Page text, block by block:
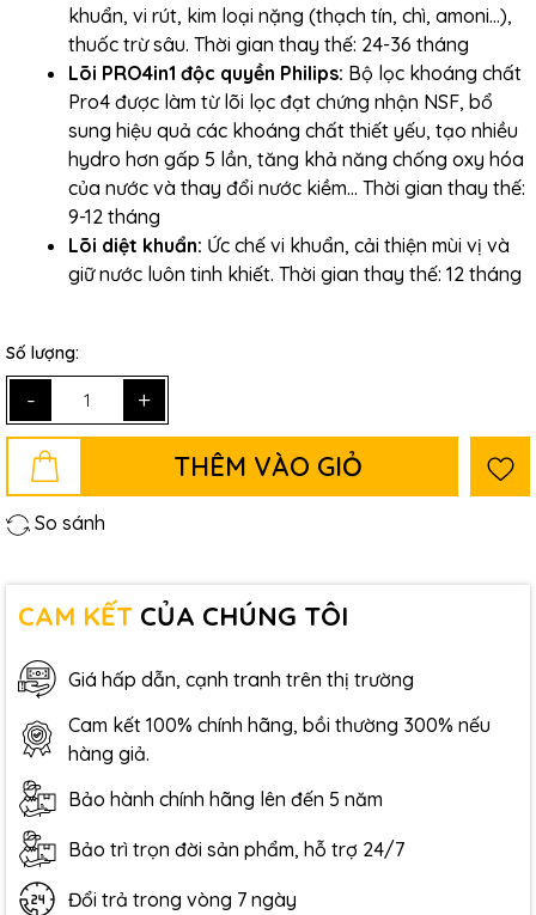
khuẩn, vi rút, kim loại nặng (thạch tín, chì, amoni…),
thuốc trừ sâu. Thời gian thay thế: 24-36 tháng
Lõi PRO4in1 độc quyền Philips: Bộ lọc khoáng chất
Pro4 được làm từ lõi lọc đạt chứng nhận NSF, bổ
sung hiệu quả các khoáng chất thiết yếu, tạo nhiều
hydro hơn gấp 5 lần, tăng khả năng chống oxy hóa
của nước và thay đổi nước kiềm... Thời gian thay thế:
9-12 tháng
Lõi diệt khuẩn: Ức chế vi khuẩn, cải thiện mùi vị và
giữ nước luôn tinh khiết. Thời gian thay thế: 12 tháng
Số lượng:
- +
THÊM VÀO GIỎ
So sánh
CAM KẾT CỦA CHÚNG TÔI
Giá hấp dẫn, cạnh tranh trên thị trường
Cam kết 100% chính hãng, bồi thường 300% nếu
hàng giả.
Bảo hành chính hãng lên đến 5 năm
Bảo trì trọn đời sản phẩm, hỗ trợ 24/7
Đổi trả trong vòng 7 ngày